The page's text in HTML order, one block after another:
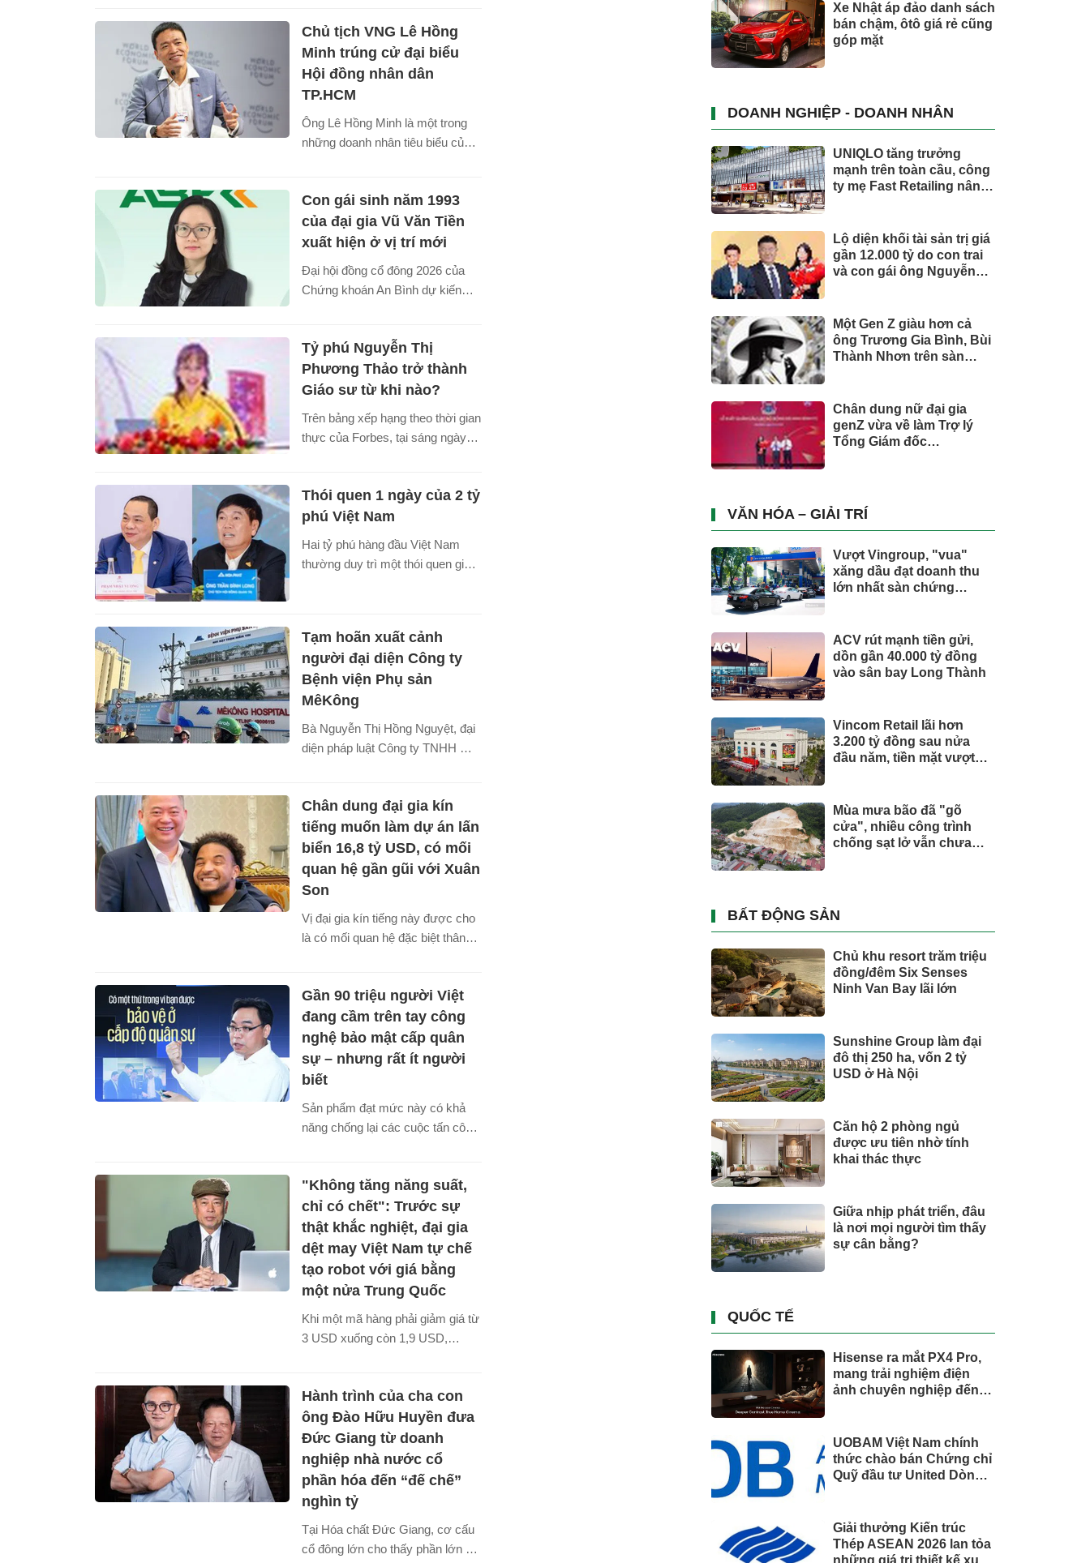
sau tỷ phú Phạm Nhật Vượng với
khối tài sản 4,2 tỷ USD và xếp
hạng 1.018 trên thế giới.
Chủ tịch VNG Lê Hồng
Minh trúng cử đại biểu
Hội đồng nhân dân
TP.HCM
Ông Lê Hồng Minh là một trong
những doanh nhân tiêu biểu của
Con gái sinh năm 1993
của đại gia Vũ Văn Tiền
xuất hiện ở vị trí mới
Đại hội đồng cổ đông 2026 của
Chứng khoán An Bình dự kiến
đánh dấu sự xuất hiện của con
gái Chủ tịch ABBank.
Tỷ phú Nguyễn Thị
Phương Thảo trở thành
Giáo sư từ khi nào?
Trên bảng xếp hạng theo thời gian
thực của Forbes, tại sáng ngày
Nam chỉ sau tỷ phú Phạm Nhật
Vượng với khối tài sản 4,2 tỷ
giới, giúp bà trở thành nữ giáo sư
giàu nhất Việt Nam.
Thói quen 1 ngày của 2 tỷ
phú Việt Nam
Hai tỷ phú hàng đầu Việt Nam
thường duy trì một thói quen giản
Tạm hoãn xuất cảnh
người đại diện Công ty
Bệnh viện Phụ sản
MêKông
Bà Nguyễn Thị Hồng Nguyệt, đại
diện pháp luật Công ty TNHH Một
tạm hoãn xuất cảnh của Cục
Thuế.
Chân dung đại gia kín
tiếng muốn làm dự án lấn
biển 16,8 tỷ USD, có mối
quan hệ gần gũi với Xuân
Son
Vị đại gia kín tiếng này được cho
là có mối quan hệ đặc biệt thân
Gần 90 triệu người Việt
đang cầm trên tay công
nghệ bảo mật cấp quân
sự – nhưng rất ít người
biết
Sản phẩm đạt mức này có khả
năng chống lại các cuộc tấn công
nó là một lá chắn thép trước nạn
lừa đảo trực tuyến.
"Không tăng năng suất,
chỉ có chết": Trước sự
thật khắc nghiệt, đại gia
dệt may Việt Nam tự chế
tạo robot với giá bằng
một nửa Trung Quốc
Khi một mã hàng phải giảm giá từ
3 USD xuống còn 1,9 USD,
tăng năng suất để lấy số lượng
bù đắp giá thành.
Hành trình của cha con
ông Đào Hữu Huyền đưa
Đức Giang từ doanh
nghiệp nhà nước cổ
phần hóa đến “đế chế”
nghìn tỷ
Tại Hóa chất Đức Giang, cơ cấu
cổ đông lớn cho thấy phần lớn cổ
Xe Nhật áp đảo danh sách
bán chậm, ôtô giá rẻ cũng
góp mặt
DOANH NGHIỆP - DOANH NHÂN
UNIQLO tăng trưởng
mạnh trên toàn cầu, công
ty mẹ Fast Retailing nâng
Lộ diện khối tài sản trị giá
gần 12.000 tỷ do con trai
và con gái ông Nguyễn
Một Gen Z giàu hơn cả
ông Trương Gia Bình, Bùi
Thành Nhơn trên sàn
Chân dung nữ đại gia
genZ vừa về làm Trợ lý
Tổng Giám đốc
trụ, nắm giữ khối tài sản
hàng nghìn tỷ
VĂN HÓA – GIẢI TRÍ
Vượt Vingroup, "vua"
xăng dầu đạt doanh thu
lớn nhất sàn chứng
ACV rút mạnh tiền gửi,
dồn gần 40.000 tỷ đồng
vào sân bay Long Thành
Vincom Retail lãi hơn
3.200 tỷ đồng sau nửa
đầu năm, tiền mặt vượt
Mùa mưa bão đã "gõ
cửa", nhiều công trình
chống sạt lở vẫn chưa
BẤT ĐỘNG SẢN
Chủ khu resort trăm triệu
đồng/đêm Six Senses
Ninh Van Bay lãi lớn
Sunshine Group làm đại
đô thị 250 ha, vốn 2 tỷ
USD ở Hà Nội
Căn hộ 2 phòng ngủ
được ưu tiên nhờ tính
khai thác thực
Giữa nhịp phát triển, đâu
là nơi mọi người tìm thấy
sự cân bằng?
QUỐC TẾ
Hisense ra mắt PX4 Pro,
mang trải nghiệm điện
ảnh chuyên nghiệp đến
UOBAM Việt Nam chính
thức chào bán Chứng chỉ
Quỹ đầu tư United Dòng
Giải thưởng Kiến trúc
Thép ASEAN 2026 lan tỏa
những giá trị thiết kế xuất